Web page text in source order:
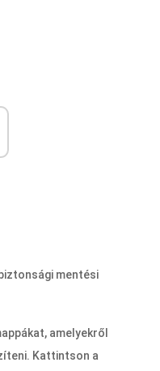
mentési
amelyekről
Kattintson a